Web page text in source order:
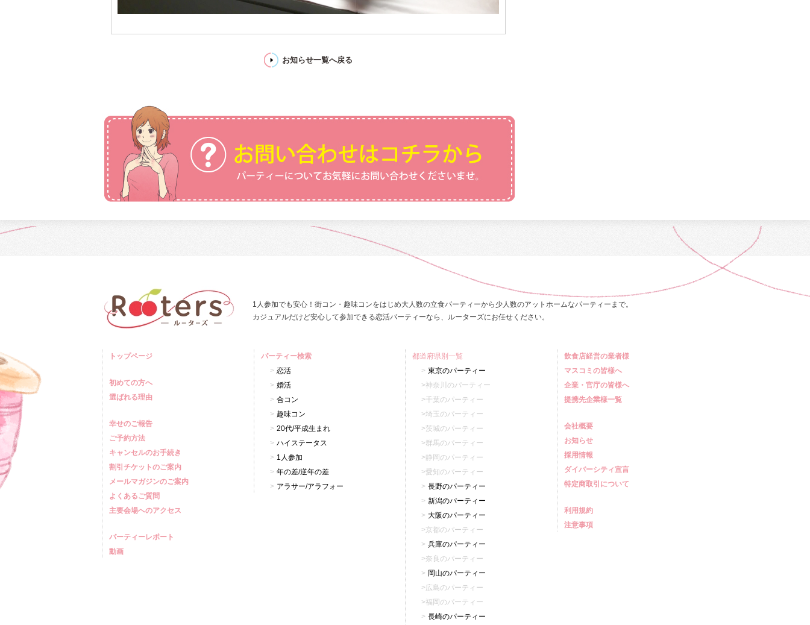
お知らせ一覧へ戻る
1人参加でも安心！街コン・趣味コンをはじめ大人数の立食パーティーから少人数のアットホームなパーティーまで。
カジュアルだけど安心して参加できる恋活パーティーなら、ルーターズにお任せください。
トップページ
初めての方へ
選ばれる理由
幸せのご報告
ご予約方法
キャンセルのお手続き
割引チケットのご案内
メールマガジンのご案内
よくあるご質問
主要会場へのアクセス
パーティーレポート
動画
パーティー検索
恋活
婚活
合コン
趣味コン
20代/平成生まれ
ハイステータス
1人参加
年の差/逆年の差
アラサー/アラフォー
都道府県別一覧
東京のパーティー
神奈川のパーティー
千葉のパーティー
埼玉のパーティー
茨城のパーティー
群馬のパーティー
静岡のパーティー
愛知のパーティー
長野のパーティー
新潟のパーティー
大阪のパーティー
京都のパーティー
兵庫のパーティー
奈良のパーティー
岡山のパーティー
広島のパーティー
福岡のパーティー
長崎のパーティー
飲食店経営の業者様
マスコミの皆様へ
企業・官庁の皆様へ
提携先企業様一覧
会社概要
お知らせ
採用情報
ダイバーシティ宣言
特定商取引について
利用規約
注意事項